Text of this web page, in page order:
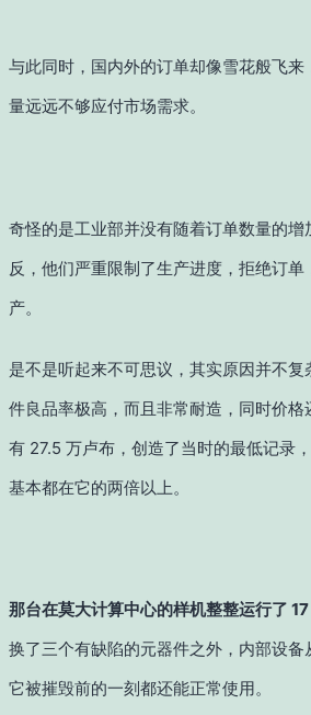
与此同时，国内外的订单却像雪花般飞来
量远远不够应付市场需求。
奇怪的是工业部并没有随着订单数量的增
反，他们严重限制了生产进度，拒绝订
产。
是不是听起来不可思议，其实原因并不
件良品率极高，而且非常耐造，同时价格
有 27.5 万卢布，创造了当时的最低记录
基本都在它的两倍以上。
那台在莫大计算中心的样机整整运行了 17
换了三个有缺陷的元器件之外，内部设备
它被摧毁前的一刻都还能正常使用。